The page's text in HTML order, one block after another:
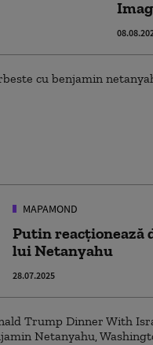
MAPAMOND
Putin reacționează
lui Netanyahu
28.07.2025